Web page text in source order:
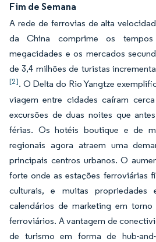
Fim de Semana
A rede de ferrovias de alta
da China comprime os
megacidades e os mercados
de 3,4 milhões de turistas
[2]. O Delta do Rio Yangtze
viagem entre cidades caíram
excursões de duas noites que
férias. Os hotéis boutique e de
regionais agora atraem uma
principais centros urbanos. O
forte onde as estações ferroviárias
culturais, e muitas propriedades
calendários de marketing em
ferroviários. A vantagem de
de turismo em forma de hub-